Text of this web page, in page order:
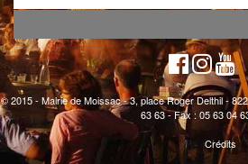
© 2015 - Mairie de Moissac - 3, place Roger Delthil -
63 63 - Fax : 05 63 04
Crédits